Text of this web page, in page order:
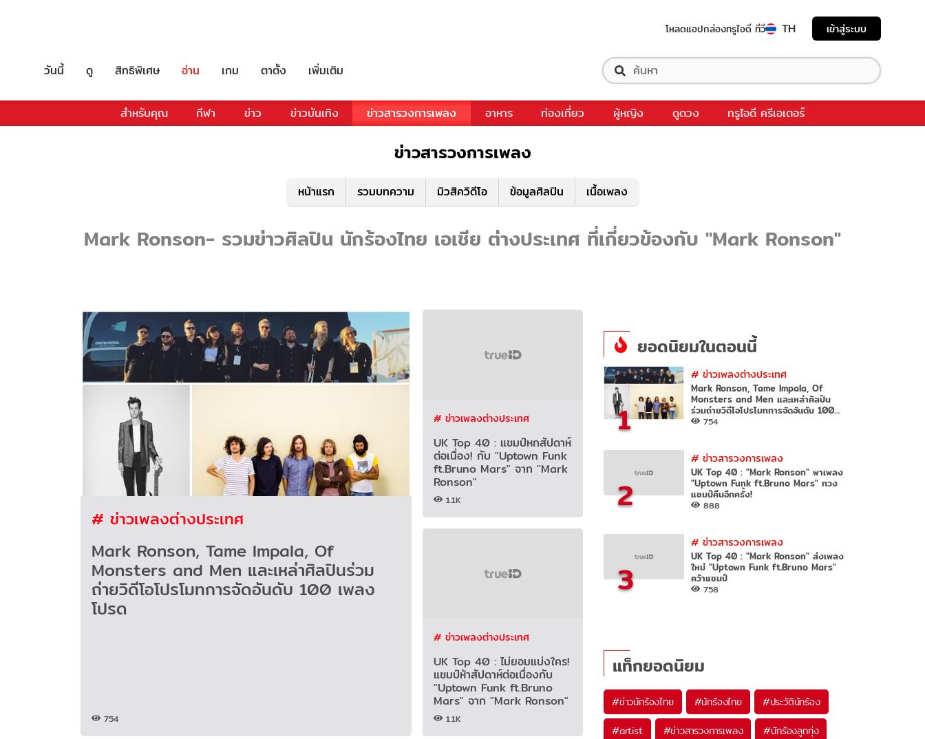
โหลดแอปกล่องทรูไอดี ทีวี TH เข้าสู่ระบบ
วันนี้ ดู สิทธิพิเศษ อ่าน เกม ตาตั้ง เพิ่มเติม
สำหรับคุณ กีฬา ข่าว ข่าวบันเทิง ข่าวสารวงการเพลง อาหาร ท่องเที่ยว ผู้หญิง ดูดวง ทรูไอดี ครีเอเตอร์
ข่าวสารวงการเพลง
หน้าแรก รวมบทความ มิวสิควิดีโอ ข้อมูลศิลปิน เนื้อเพลง
Mark Ronson- รวมข่าวศิลปิน นักร้องไทย เอเชีย ต่างประเทศ ที่เกี่ยวข้องกับ "Mark Ronson"
# ข่าวเพลงต่างประเทศ
Mark Ronson, Tame Impala, Of
Monsters and Men และเหล่าศิลปินร่วม
ถ่ายวิดีโอโปรโมทการจัดอันดับ 100 เพลง
โปรด
754
# ข่าวเพลงต่างประเทศ
UK Top 40 : แชมป์หกสัปดาห์
ต่อเนื่อง! กับ "Uptown Funk
ft.Bruno Mars" จาก "Mark
Ronson"
1.1K
# ข่าวเพลงต่างประเทศ
UK Top 40 : ไม่ยอมแบ่งใคร!
แชมป์ห้าสัปดาห์ต่อเนื่องกับ
"Uptown Funk ft.Bruno
Mars" จาก "Mark Ronson"
1.1K
ยอดนิยมในตอนนี้
1
# ข่าวเพลงต่างประเทศ
Mark Ronson, Tame Impala, Of
Monsters and Men และเหล่าศิลปิน
ร่วมถ่ายวิดีโอโปรโมทการจัดอันดับ 100
เพลงโปรด
754
2
# ข่าวสารวงการเพลง
UK Top 40 : "Mark Ronson" พาเพลง
"Uptown Funk ft.Bruno Mars" ทวง
แชมป์คืนอีกครั้ง!
888
3
# ข่าวสารวงการเพลง
UK Top 40 : "Mark Ronson" ส่งเพลง
ใหม่ "Uptown Funk ft.Bruno Mars"
คว้าแชมป์
758
แท็กยอดนิยม
#ข่าวนักร้องไทย #นักร้องไทย #ประวัตินักร้อง
#artist #ข่าวสารวงการเพลง #นักร้องลูกทุ่ง